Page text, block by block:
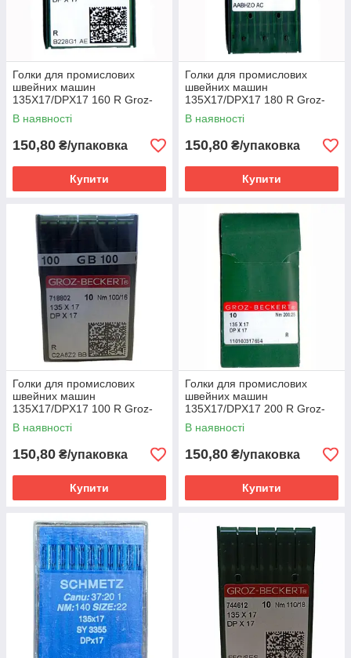
Голки для промислових
швейних машин
135X17/DPX17 160 R Groz-
Beckert
В наявності
150,80 ₴/упаковка
Купити
Голки для промислових
швейних машин
135X17/DPX17 180 R Groz-
Beckert
В наявності
150,80 ₴/упаковка
Купити
Голки для промислових
швейних машин
135X17/DPX17 100 R Groz-
Beckert
В наявності
150,80 ₴/упаковка
Купити
Голки для промислових
швейних машин
135X17/DPX17 200 R Groz-
Beckert
В наявності
150,80 ₴/упаковка
Купити